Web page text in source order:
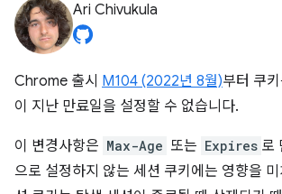
Ari Chivukula
Chrome 출시 M104 (2022년 8월)부터 쿠
이 지난 만료일을 설정할 수 없습니다.
이 변경사항은 Max-Age 또는 Expires 로
으로 설정하지 않는 세션 쿠키에는 영향을 미